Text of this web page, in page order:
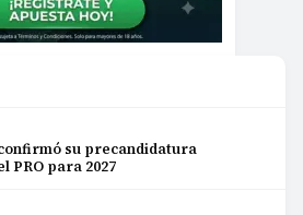
su precandidatura
PRO para 2027